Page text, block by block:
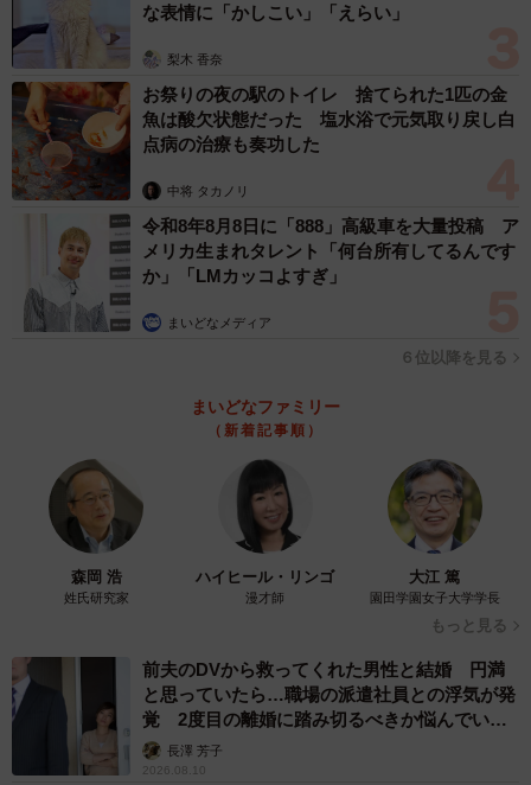
な表情に「かしこい」「えらい」
梨木 香奈
お祭りの夜の駅のトイレ 捨てられた1匹の金
魚は酸欠状態だった 塩水浴で元気取り戻し白
点病の治療も奏功した
中将 タカノリ
令和8年8月8日に「888」高級車を大量投稿 ア
メリカ生まれタレント「何台所有してるんです
か」「LMカッコよすぎ」
まいどなメディア
６位以降を見る
まいどなファミリー
（新着記事順）
森岡 浩
姓氏研究家
ハイヒール・リンゴ
漫才師
大江 篤
園田学園女子大学学長
もっと見る
前夫のDVから救ってくれた男性と結婚 円満
と思っていたら…職場の派遣社員との浮気が発
覚 2度目の離婚に踏み切るべきか悩んでいま
す【夫婦関係修復カウンセラーが解説】
長澤 芳子
2026.08.10